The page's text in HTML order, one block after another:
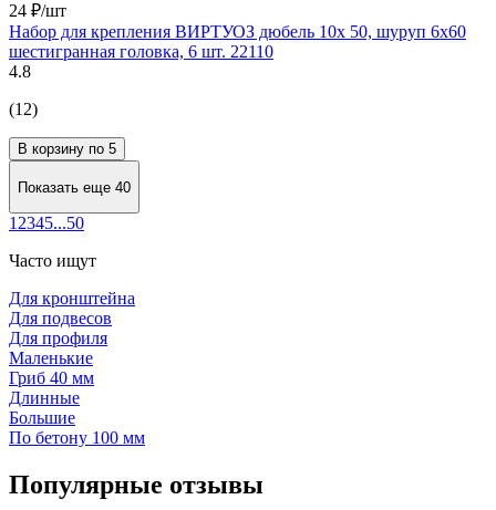
24 ₽/шт
Набор для крепления ВИРТУОЗ дюбель 10х 50, шуруп 6х60
шестигранная головка, 6 шт. 22110
4.8
(12)
В корзину по 5
Показать еще 40
1 2345...50
Часто ищут
Для кронштейна
Для подвесов
Для профиля
Маленькие
Гриб 40 мм
Длинные
Большие
По бетону 100 мм
Популярные отзывы